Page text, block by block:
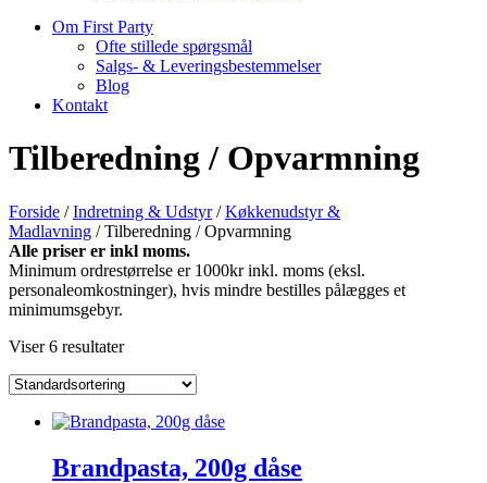
Om First Party
Ofte stillede spørgsmål
Salgs- & Leveringsbestemmelser
Blog
Kontakt
Tilberedning / Opvarmning
Forside /Indretning & Udstyr/Køkkenudstyr &
Madlavning / Tilberedning / Opvarmning
Alle priser er inkl moms.
Minimum ordrestørrelse er 1000kr inkl. moms (eksl.
personaleomkostninger), hvis mindre bestilles pålægges et
minimumsgebyr.
Viser 6 resultater
Brandpasta, 200g dåse